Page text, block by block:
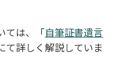
ては、「自筆証書遺言
て詳しく解説していま